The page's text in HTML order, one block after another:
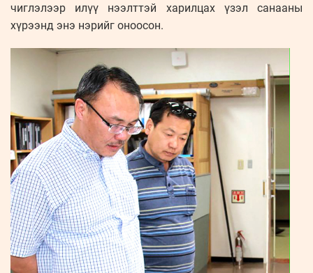
чиглэлээр илүү нээлттэй харилцах үзэл санааны
хүрээнд энэ нэрийг оноосон.